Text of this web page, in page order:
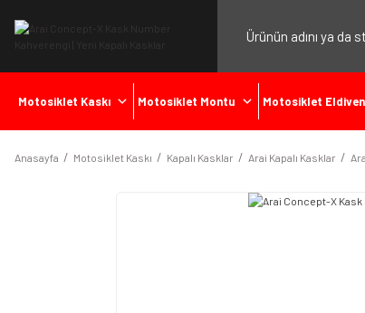
Motosiklet Kaskı Motosiklet Montu Motosiklet
Anasayfa Motosiklet Kaskı Kapalı Kasklar Arai Kapalı Kasklar